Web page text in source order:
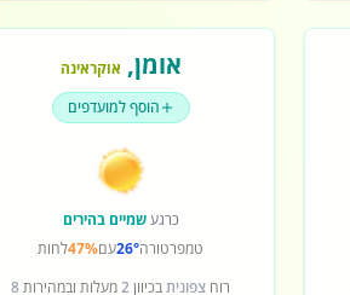
אומן, אוקראינה
הוסף למועדפים
כרגעשמיים בהירים
טמפרטורה26°עם47%לחות
רוח צפוניתבכיוון2מעלות ובמהירות8